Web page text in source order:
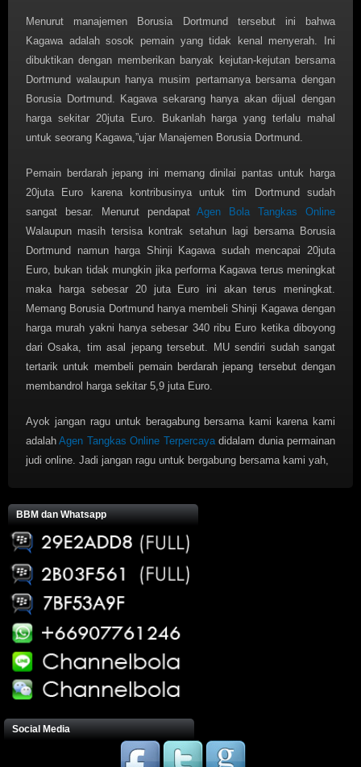
Menurut manajemen Borusia Dortmund tersebut ini bahwa
Kagawa adalah sosok pemain yang tidak kenal menyerah. Ini
dibuktikan dengan memberikan banyak kejutan-kejutan bersama
Dortmund walaupun hanya musim pertamanya bersama dengan
Borusia Dortmund. Kagawa sekarang hanya akan dijual dengan
harga sekitar 20juta Euro. Bukanlah harga yang terlalu mahal
untuk seorang Kagawa,”ujar Manajemen Borusia Dortmund.
Pemain berdarah jepang ini memang dinilai pantas untuk harga
20juta Euro karena kontribusinya untuk tim Dortmund sudah
sangat besar. Menurut pendapatAgen Bola Tangkas Online
Walaupun masih tersisa kontrak setahun lagi bersama Borusia
Dortmund namun harga Shinji Kagawa sudah mencapai 20juta
Euro, bukan tidak mungkin jika performa Kagawa terus meningkat
maka harga sebesar 20 juta Euro ini akan terus meningkat.
Memang Borusia Dortmund hanya membeli Shinji Kagawa dengan
harga murah yakni hanya sebesar 340 ribu Euro ketika diboyong
dari Osaka, tim asal jepang tersebut. MU sendiri sudah sangat
tertarik untuk membeli pemain berdarah jepang tersebut dengan
membandrol harga sekitar 5,9 juta Euro.
Ayok jangan ragu untuk beragabung bersama kami karena kami
adalahAgen Tangkas Online Terpercayadidalam dunia permainan
judi online. Jadi jangan ragu untuk bergabung bersama kami yah,
BBM dan Whatsapp
Social Media